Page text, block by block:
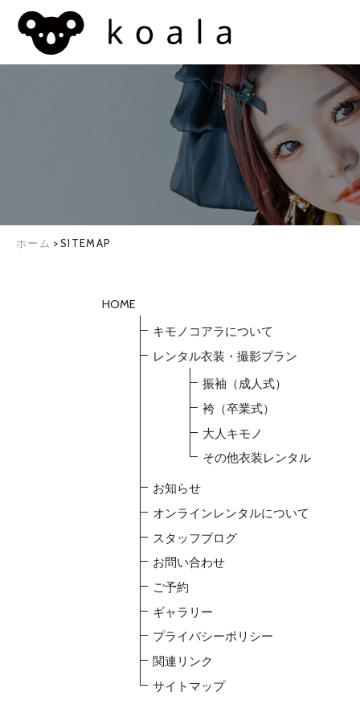
ホーム >SITEMAP
HOME
キモノコアラについて
レンタル衣装・撮影プラン
振袖（成人式）
袴（卒業式）
大人キモノ
その他衣装レンタル
お知らせ
オンラインレンタルについて
スタッフブログ
お問い合わせ
ご予約
ギャラリー
プライバシーポリシー
関連リンク
サイトマップ